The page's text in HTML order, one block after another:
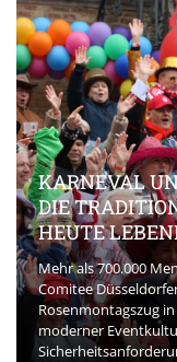
KARNEVAL
DIE
HEUTE
Mehr als 700.000
Comitee
Rosenmontagszug
moderner